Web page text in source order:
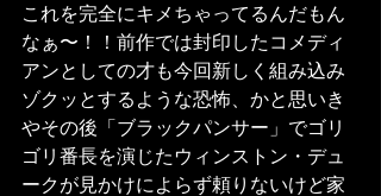
これを完全にキメちゃってるんだもん
なぁ〜！！前作では封印したコメディ
アンとしての才も今回新しく組み込み
ゾクッとするような恐怖、かと思いき
やその後「ブラックパンサー」でゴリ
ゴリ番長を演じたウィンストン・デュ
ークが見かけによらず頼りないけど家